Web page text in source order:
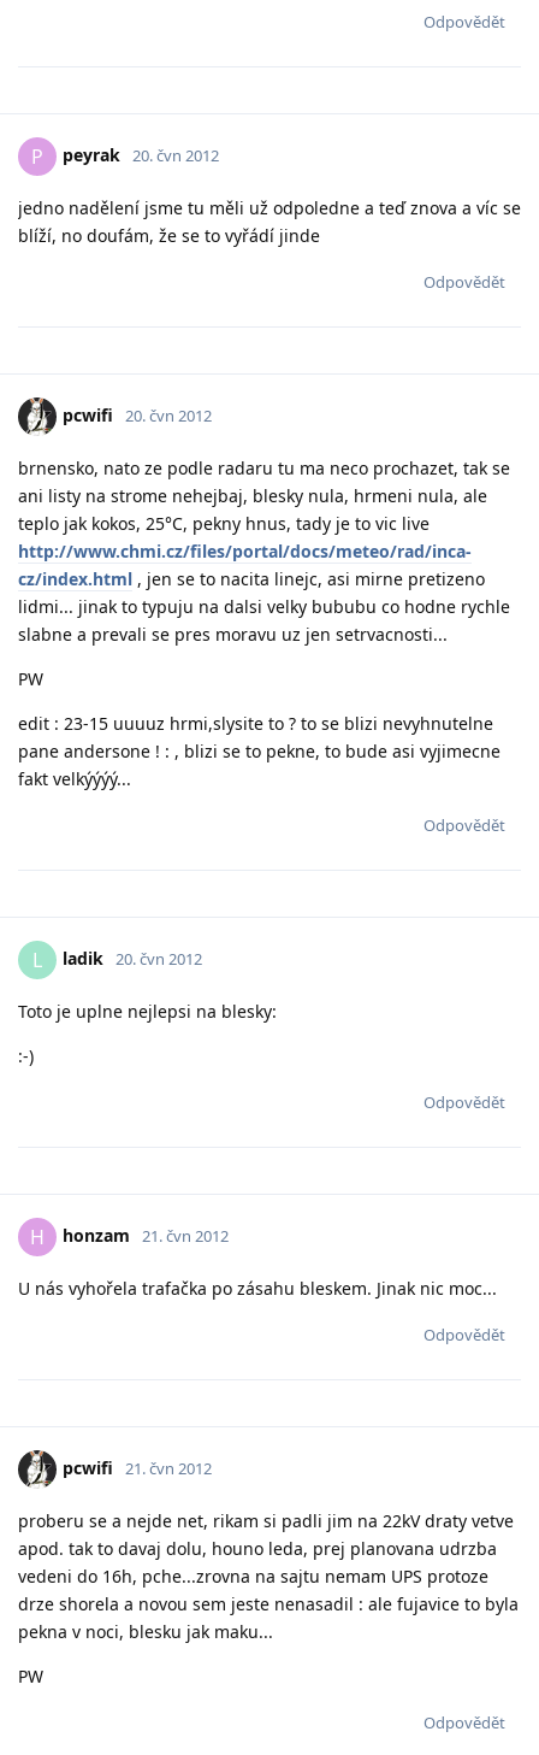
Odpovědět
P peyrak 20. čvn 2012
jedno nadělení jsme tu měli už odpoledne a teď znova a víc se
blíží, no doufám, že se to vyřádí jinde
Odpovědět
pcwifi 20. čvn 2012
brnensko, nato ze podle radaru tu ma neco prochazet, tak se
ani listy na strome nehejbaj, blesky nula, hrmeni nula, ale
teplo jak kokos, 25°C, pekny hnus, tady je to vic live
http://www.chmi.cz/files/portal/docs/meteo/rad/inca-
cz/index.html , jen se to nacita linejc, asi mirne pretizeno
lidmi... jinak to typuju na dalsi velky bububu co hodne rychle
slabne a prevali se pres moravu uz jen setrvacnosti...
PW
edit : 23-15 uuuuz hrmi,slysite to ? to se blizi nevyhnutelne
pane andersone ! : , blizi se to pekne, to bude asi vyjimecne
fakt velkýýýý...
Odpovědět
L ladik 20. čvn 2012
Toto je uplne nejlepsi na blesky:
:-)
Odpovědět
H honzam 21. čvn 2012
U nás vyhořela trafačka po zásahu bleskem. Jinak nic moc...
Odpovědět
pcwifi 21. čvn 2012
proberu se a nejde net, rikam si padli jim na 22kV draty vetve
apod. tak to davaj dolu, houno leda, prej planovana udrzba
vedeni do 16h, pche...zrovna na sajtu nemam UPS protoze
drze shorela a novou sem jeste nenasadil : ale fujavice to byla
pekna v noci, blesku jak maku...
PW
Odpovědět